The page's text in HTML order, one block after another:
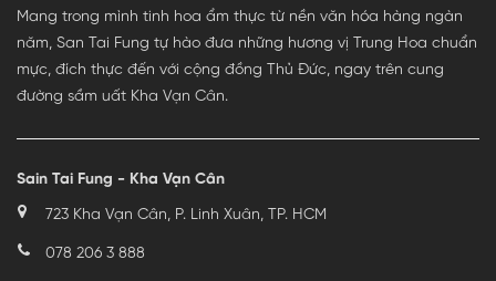
Mang trong mình tinh hoa ẩm thực từ nền văn hóa hàng ngàn
năm, San Tai Fung tự hào đưa những hương vị Trung Hoa chuẩn
mực, đích thực đến với cộng đồng Thủ Đức, ngay trên cung
đường sầm uất Kha Vạn Cân.
Sain Tai Fung - Kha Vạn Cân
723 Kha Vạn Cân, P. Linh Xuân, TP. HCM
078 206 3 888